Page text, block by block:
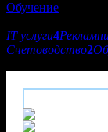
Обучение
IT услуги4
Счетоводство2